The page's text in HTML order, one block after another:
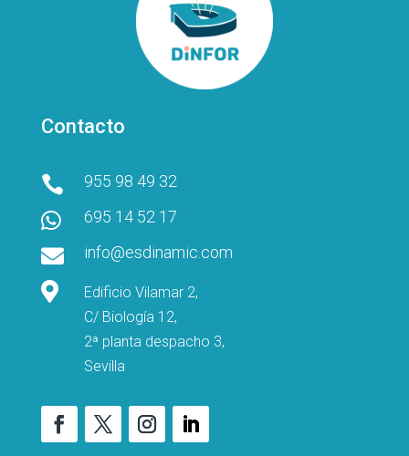
Contacto
 955 98 49 32
 695 14 52 17
 info@esdinamic.com

Edificio Vilamar 2,
C/ Biología 12,
2ª planta despacho 3,
Sevilla